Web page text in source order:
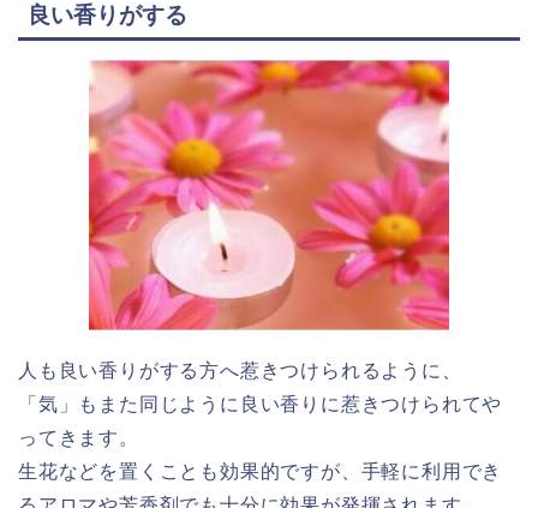
良い香りがする
人も良い香りがする方へ惹きつけられるように、
「気」もまた同じように良い香りに惹きつけられてや
ってきます。
生花などを置くことも効果的ですが、手軽に利用でき